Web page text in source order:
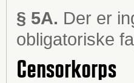
§ 5A. Der er
obligatoriske
Censorkorps